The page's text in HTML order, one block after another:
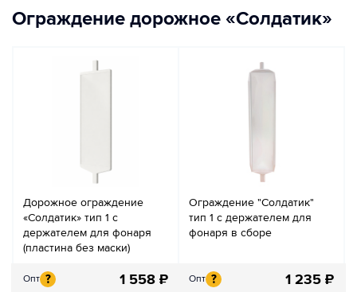
Ограждение дорожное «Солдатик»
Дорожное ограждение
«Солдатик» тип 1 с
держателем для фонаря
(пластина без маски)
Опт ? 1 558 ₽
Ограждение "Солдатик"
тип 1 с держателем для
фонаря в сборе
Опт ? 1 235 ₽